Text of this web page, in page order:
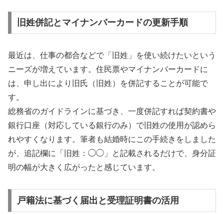
旧姓併記とマイナンバーカードの更新手順
最近は、仕事の都合などで「旧姓」を使い続けたいという
ニーズが増えています。住民票やマイナンバーカードに
は、申し出により旧氏（旧姓）を併記することが可能で
す。
総務省のガイドラインに基づき、一度併記すれば契約書や
銀行口座（対応している銀行のみ）で旧姓の使用が認めら
れやすくなります。筆者も結婚時にこの手続きをしました
が、追記欄に「旧姓：◯◯」と記載されるだけで、身分証
明の幅が大きく広がったと感じています。
戸籍法に基づく届出と受理証明書の活用